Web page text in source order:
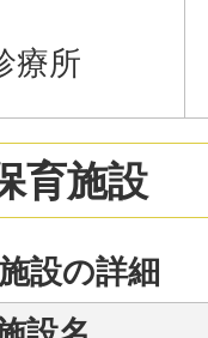
療所
育施設
設の詳細